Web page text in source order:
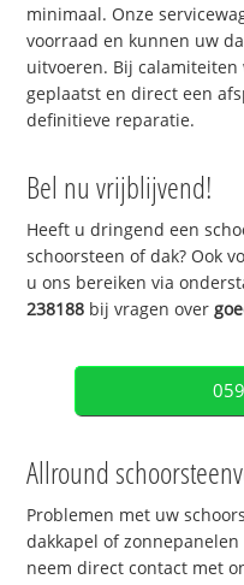
minimaal. Onze
voorraad en kunnen uw
uitvoeren. Bij
geplaatst en direct een
definitieve reparatie.
Bel nu vrijblijvend!
Heeft u dringend een
schoorsteen of dak? Ook
u ons bereiken via
238188 bij vragen over
Allround
Problemen met uw
dakkapel of
neem direct contact met